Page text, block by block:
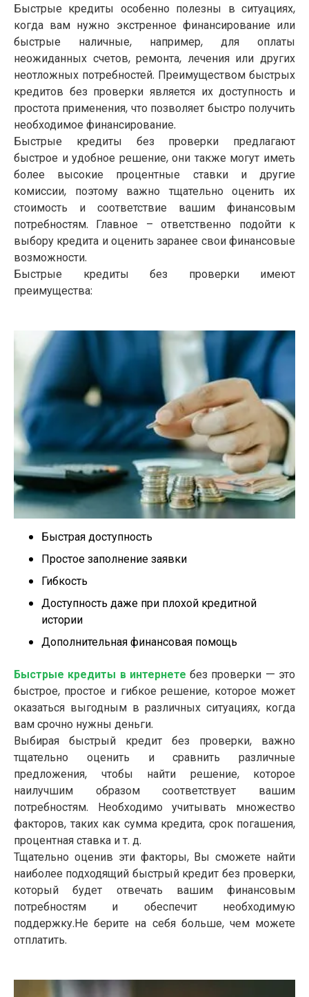
Быстрые кредиты особенно полезны в ситуациях,
когда вам нужно экстренное финансирование или
быстрые наличные, например, для оплаты
неожиданных счетов, ремонта, лечения или других
неотложных потребностей. Преимуществом быстрых
кредитов без проверки является их доступность и
простота применения, что позволяет быстро получить
необходимое финансирование.
Быстрые кредиты без проверки предлагают
быстрое и удобное решение, они также могут иметь
более высокие процентные ставки и другие
комиссии, поэтому важно тщательно оценить их
стоимость и соответствие вашим финансовым
потребностям. Главное – ответственно подойти к
выбору кредита и оценить заранее свои финансовые
возможности.
Быстрые кредиты без проверки имеют
преимущества:
Быстрая доступность
Простое заполнение заявки
Гибкость
Доступность даже при плохой кредитной
истории
Дополнительная финансовая помощь
Быстрые кредиты в интернете без проверки — это
быстрое, простое и гибкое решение, которое может
оказаться выгодным в различных ситуациях, когда
вам срочно нужны деньги.
Выбирая быстрый кредит без проверки, важно
тщательно оценить и сравнить различные
предложения, чтобы найти решение, которое
наилучшим образом соответствует вашим
потребностям. Необходимо учитывать множество
факторов, таких как сумма кредита, срок погашения,
процентная ставка и т. д.
Тщательно оценив эти факторы, Вы сможете найти
наиболее подходящий быстрый кредит без проверки,
который будет отвечать вашим финансовым
потребностям и обеспечит необходимую
поддержку.Не берите на себя больше, чем можете
отплатить.